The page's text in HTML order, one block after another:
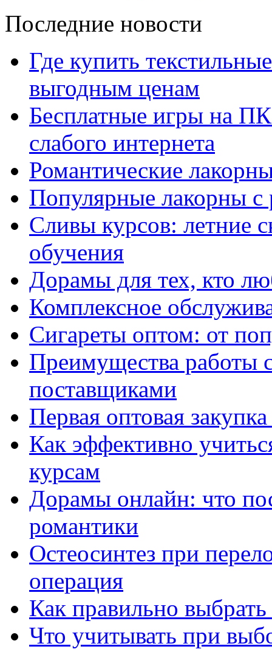
Последние новости
Где купить
выгодным ценам
Бесплатные игры на
слабого интернета
Романтические
Популярные лакорны с
Сливы курсов: летние
обучения
Дорамы для тех, кто
Комплексное
Сигареты оптом: от
Преимущества работы
поставщиками
Первая оптовая
Как эффективно
курсам
Дорамы онлайн: что
романтики
Остеосинтез при
операция
Как правильно
Что учитывать при